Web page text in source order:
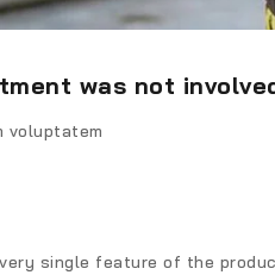
was not
voluptatem
single feature of the